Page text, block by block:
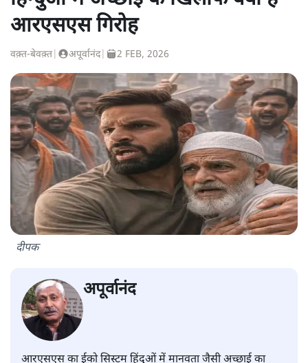
आरएसएस गिरोह
वक़्त-बेवक़्त अपूर्वानंद| 2 FEB, 2026
दीपक
अपूर्वानंद
आरएसएस का ईको सिस्टम हिंदुओं में मानवता जैसी अच्छाई का